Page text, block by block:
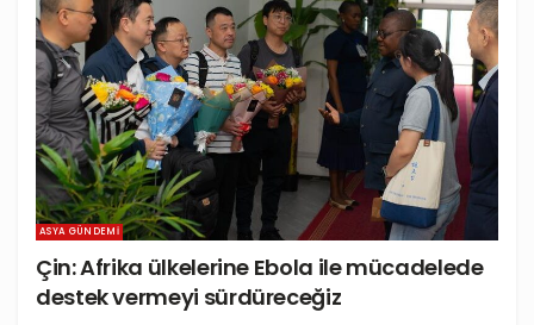
ASYA GÜNDEMI
Çin: Afrika ülkelerine Ebola ile mücadelede
destek vermeyi sürdüreceğiz